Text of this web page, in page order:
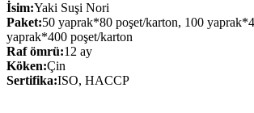
İsim:Yaki Suşi Nori
Paket:50 yaprak*80 poşet/karton, 100
yaprak*400 poşet/karton
Raf ömrü:12 ay
Köken:Çin
Sertifika:ISO, HACCP